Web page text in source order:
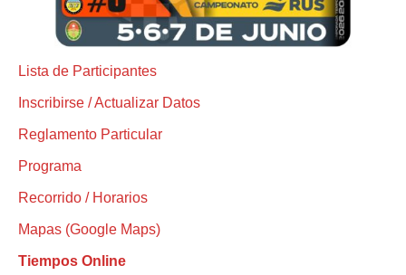
Lista de Participantes
Inscribirse / Actualizar Datos
Reglamento Particular
Programa
Recorrido / Horarios
Mapas (Google Maps)
Tiempos Online